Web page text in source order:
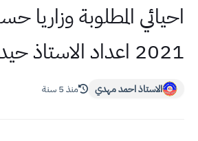
احيائي المطلوبة
2021 اعداد الاستاذ حيدر سعدي
الاستاذ احمد مهدي منذ 5 سنة